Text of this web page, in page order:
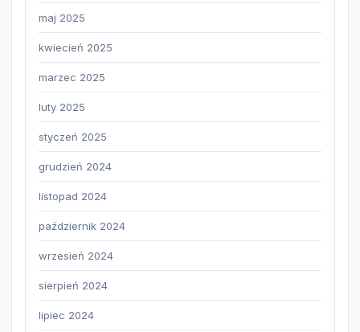
maj 2025
kwiecień 2025
marzec 2025
luty 2025
styczeń 2025
grudzień 2024
listopad 2024
październik 2024
wrzesień 2024
sierpień 2024
lipiec 2024